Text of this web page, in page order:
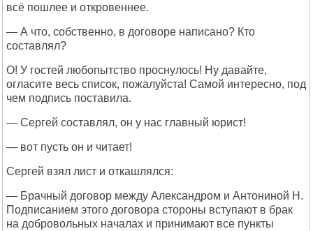
всё пошлее и откровеннее.
— А что, собственно, в договоре написано? Кто
составлял?
О! У гостей любопытство проснулось! Ну давайте,
огласите весь список, пожалуйста! Самой интересно, под
чем подпись поставила.
— Сергей составлял, он у нас главный юрист!
— вот пусть он и читает!
Сергей взял лист и откашлялся:
— Брачный договор между Александром и Антониной Н.
Подписанием этого договора стороны вступают в брак
на добровольных началах и принимают все пункты